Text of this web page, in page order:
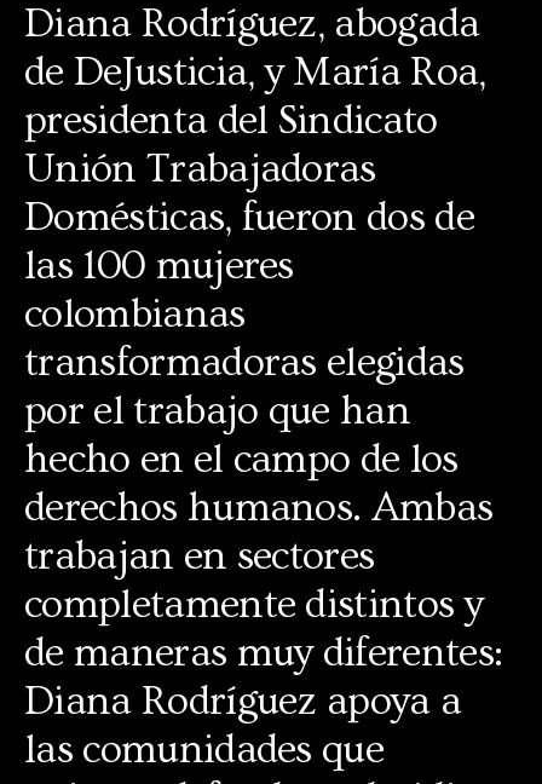
Diana Rodríguez, abogada
de DeJusticia, y María Roa,
presidenta del Sindicato
Unión Trabajadoras
Domésticas, fueron dos de
las 100 mujeres
colombianas
transformadoras elegidas
por el trabajo que han
hecho en el campo de los
derechos humanos. Ambas
trabajan en sectores
completamente distintos y
de maneras muy diferentes:
Diana Rodríguez apoya a
las comunidades que